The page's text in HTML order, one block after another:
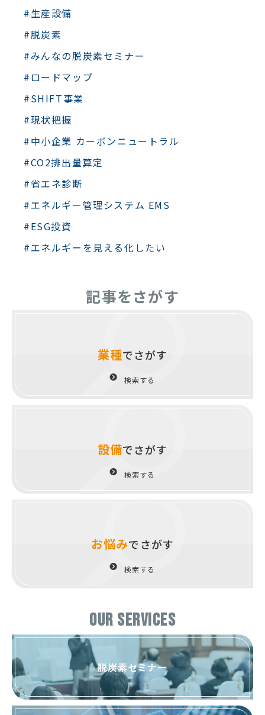
#生産設備
#脱炭素
#みんなの脱炭素セミナー
#ロードマップ
#SHIFT事業
#現状把握
#中小企業 カーボンニュートラル
#CO2排出量算定
#省エネ診断
#エネルギー管理システム EMS
#ESG投資
#エネルギーを見える化したい
記事をさがす
業種でさがす
検索する
設備でさがす
検索する
お悩みでさがす
検索する
OUR SERVICES
脱炭素セミナー